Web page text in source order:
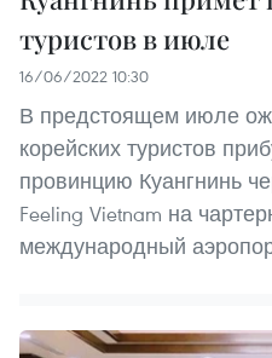
туристов в июле
16/06/2022 10:30
В предстоящем июле
корейских туристов
провинцию Куангнинь
Feeling Vietnam на
международный